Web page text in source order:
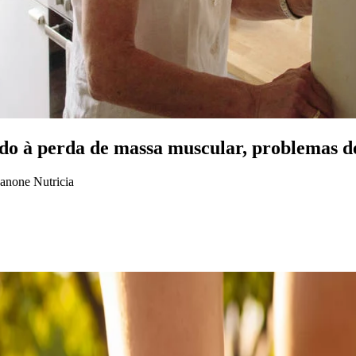
à perda de massa muscular, problemas
Nutricia